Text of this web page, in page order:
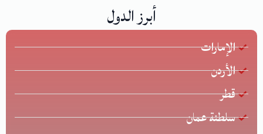
أبرز الدول
الإمارات
الأردن
قطر
سلطنة عمان